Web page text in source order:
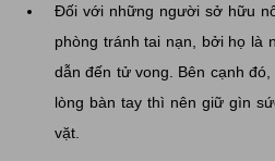
Đối với những người sở hữu
phòng tránh tai nạn, bởi họ là
dẫn đến tử vong. Bên cạnh
lòng bàn tay thì nên giữ gìn
vặt.